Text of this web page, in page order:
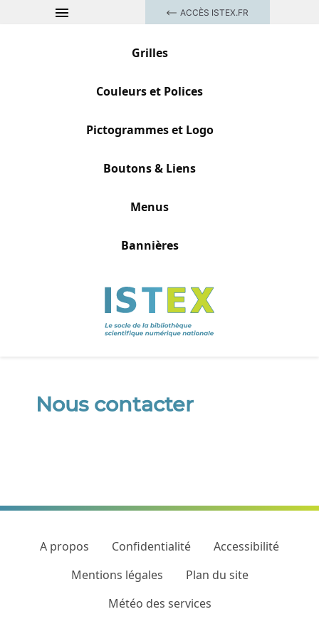
ACCÈS ISTEX.FR
Grilles
Couleurs et Polices
Pictogrammes et Logo
Boutons & Liens
Menus
Bannières
Nous contacter
A propos Confidentialité
Accessibilité
Mentions légales
Plan du site
Météo des services